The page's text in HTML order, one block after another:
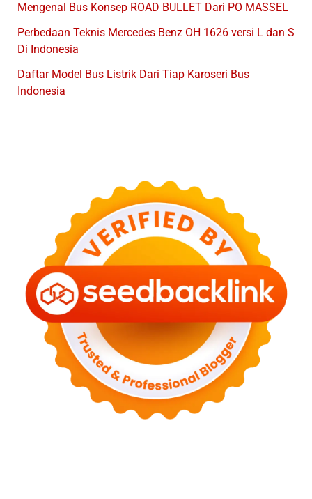
Mengenal Bus Konsep ROAD BULLET Dari PO MASSEL
Perbedaan Teknis Mercedes Benz OH 1626 versi L dan S
Di Indonesia
Daftar Model Bus Listrik Dari Tiap Karoseri Bus
Indonesia